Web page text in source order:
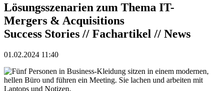
Lösungsszenarien zum Thema IT-
Mergers & Acquisitions
Success Stories // Fachartikel // News
01.02.2024 11:40